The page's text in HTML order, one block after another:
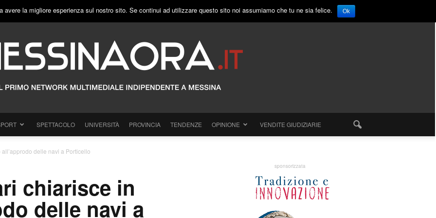
SPETTACOLO UNIVERSITÀ PROVINCIA TENDENZE OPINIONE VENDITE GIUDIZIARIE
delle navi a Porticello
chiarisce in
delle navi a
sponsorizzata
la migliore esperienza sul nostro sito. Se continui ad utilizzare questo sito noi assumiamo che tu ne sia felice. Ok